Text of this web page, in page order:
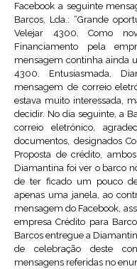
Facebook a seguinte
Barcos, Lda.: “Grande
Velejar 4300. Como
Financiamento pela
mensagem continha ainda
4300. Entusiasmada,
mensagem de correio
estava muito interessada,
decidir. No dia seguinte, a
correio eletrónico,
documentos, designados
Proposta de crédito,
Diamantina foi ver o barco
de ter ficado um pouco
apenas uma janela, ao
mensagem do Facebook,
empresa Crédito para
Barcos entregue a
de celebração deste
mensagens referidas no